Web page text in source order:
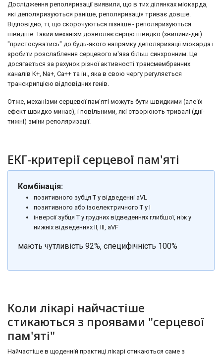
Дослідження реполяризації виявили, що в тих ділянках міокарда,
які деполяризуються раніше, реполяризація триває довше.
Відповідно, ті, що скорочуються пізніше - реполяризуються
швидше. Такий механізм дозволяє серцю швидко (хвилини-дні)
"пристосуватись" до будь-якого напрямку деполяризації міокарда і
зробити розслаблення серцевого м'яза більш синхронним. Це
досягається за рахунок різної активності трансмембранних
каналів K+, Na+, Ca++ та ін., яка в свою чергу регуляється
транскрипцією відповідних генів.
Отже, механізми серцевої пам'яті можуть бути швидкими (але їх
ефект швидко минає), і повільними, які створюють тривалі (дні-
тижні) зміни реполяризації.
ЕКГ-критерії серцевої пам'яті
Комбінація:
позитивного зубця Т у відведенні aVL
позитивного або ізоелектричного Т у I
інверсії зубця Т у грудних відведеннях глибшої, ніж у
нижніх відведеннях II, III, aVF
мають чутливість 92%, специфічність 100%
Коли лікарі найчастіше
стикаються з проявами "серцевої
пам'яті"
Найчастіше в щоденній практиці лікарі стикаються саме з